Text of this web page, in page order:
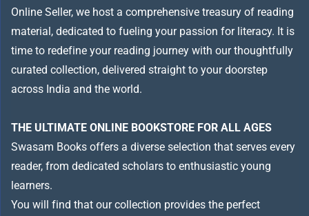
Online Seller, we host a comprehensive treasury of reading
material, dedicated to fueling your passion for literacy. It is
time to redefine your reading journey with our thoughtfully
curated collection, delivered straight to your doorstep
across India and the world.
THE ULTIMATE ONLINE BOOKSTORE FOR ALL AGES
Swasam Books offers a diverse selection that serves every
reader, from dedicated scholars to enthusiastic young
learners.
You will find that our collection provides the perfect